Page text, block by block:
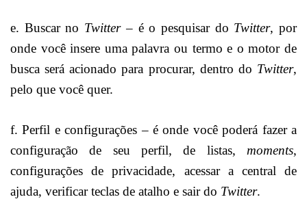
e. Buscar no Twitter– é o pesquisar do Twitter, por
onde você insere uma palavra ou termo e o motor de
busca será acionado para procurar, dentro do Twitter,
pelo que você quer.
f. Perfil e configurações – é onde você poderá fazer a
configuração de seu perfil, de listas, moments,
configurações de privacidade, acessar a central de
ajuda, verificar teclas de atalho e sair do Twitter.